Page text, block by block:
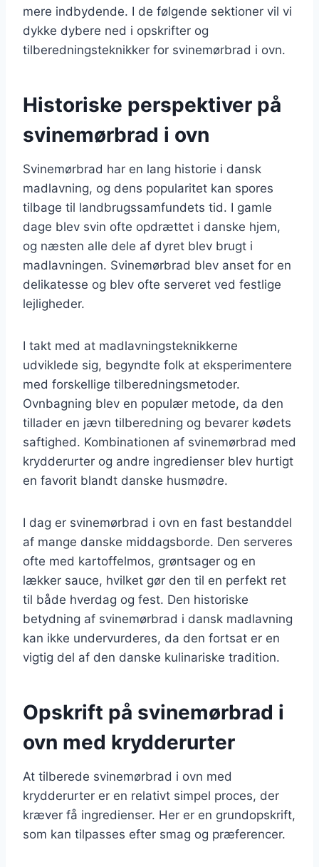
mere indbydende. I de følgende sektioner vil vi
dykke dybere ned i opskrifter og
tilberedningsteknikker for svinemørbrad i ovn.
Historiske perspektiver på
svinemørbrad i ovn
Svinemørbrad har en lang historie i dansk
madlavning, og dens popularitet kan spores
tilbage til landbrugssamfundets tid. I gamle
dage blev svin ofte opdrættet i danske hjem,
og næsten alle dele af dyret blev brugt i
madlavningen. Svinemørbrad blev anset for en
delikatesse og blev ofte serveret ved festlige
lejligheder.
I takt med at madlavningsteknikkerne
udviklede sig, begyndte folk at eksperimentere
med forskellige tilberedningsmetoder.
Ovnbagning blev en populær metode, da den
tillader en jævn tilberedning og bevarer kødets
saftighed. Kombinationen af svinemørbrad med
krydderurter og andre ingredienser blev hurtigt
en favorit blandt danske husmødre.
I dag er svinemørbrad i ovn en fast bestanddel
af mange danske middagsborde. Den serveres
ofte med kartoffelmos, grøntsager og en
lækker sauce, hvilket gør den til en perfekt ret
til både hverdag og fest. Den historiske
betydning af svinemørbrad i dansk madlavning
kan ikke undervurderes, da den fortsat er en
vigtig del af den danske kulinariske tradition.
Opskrift på svinemørbrad i
ovn med krydderurter
At tilberede svinemørbrad i ovn med
krydderurter er en relativt simpel proces, der
kræver få ingredienser. Her er en grundopskrift,
som kan tilpasses efter smag og præferencer.